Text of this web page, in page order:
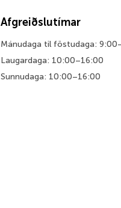
Afgreiðslutímar
Mánudaga til föstudaga:
Laugardaga: 10:00–16:00
Sunnudaga: 10:00–16:00